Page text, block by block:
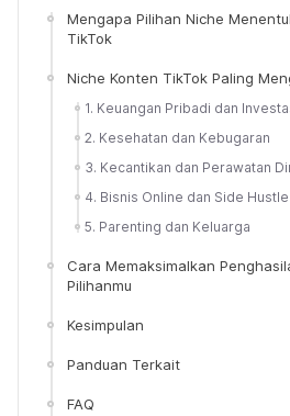
Mengapa Pilihan Niche
TikTok
Niche Konten TikTok Paling
1. Keuangan Pribadi dan
2. Kesehatan dan Kebugaran
3. Kecantikan dan Perawatan
4. Bisnis Online dan Side Hustle
5. Parenting dan Keluarga
Cara Memaksimalkan
Pilihanmu
Kesimpulan
Panduan Terkait
FAQ